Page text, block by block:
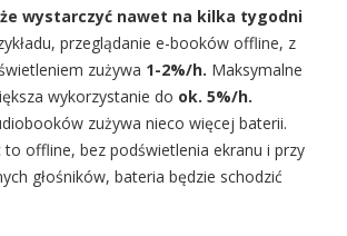
wystarczyć nawet na kilka tygodni
przeglądanie e-booków offline, z
zużywa 1-2%/h. Maksymalne
wykorzystanie do ok. 5%/h.
zużywa nieco więcej baterii.
offline, bez podświetlenia ekranu i przy
głośników, bateria będzie schodzić